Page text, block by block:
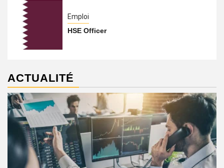
Emploi
HSE Officer
ACTUALITÉ